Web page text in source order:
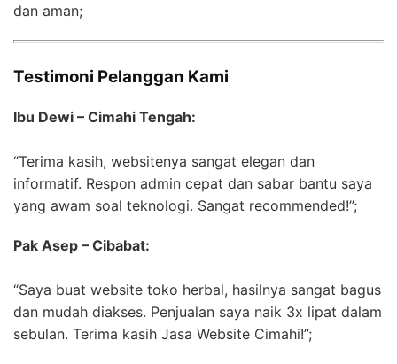
dan aman;
Testimoni Pelanggan Kami
Ibu Dewi – Cimahi Tengah:
“Terima kasih, websitenya sangat elegan dan
informatif. Respon admin cepat dan sabar bantu saya
yang awam soal teknologi. Sangat recommended!”;
Pak Asep – Cibabat:
“Saya buat website toko herbal, hasilnya sangat bagus
dan mudah diakses. Penjualan saya naik 3x lipat dalam
sebulan. Terima kasih Jasa Website Cimahi!”;